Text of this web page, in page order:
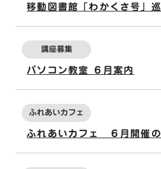
移動図書館「わかくさ号」
講座募集
パソコン教室 ６月案内
ふれあいカフェ
ふれあいカフェ ６月開催の